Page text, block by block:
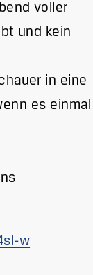
voller
und kein
in eine
es einmal
w